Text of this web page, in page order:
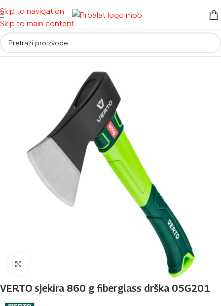
Skip to navigation
Skip to main content
Početna/ Alati za vrt i dom
VERTO sjekira 860 g fiberglass drška 05G201